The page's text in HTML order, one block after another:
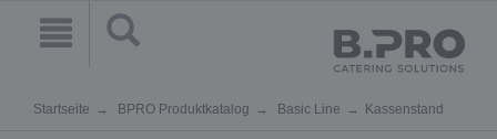
Startseite BPRO Produktkatalog Basic Line Kassenstand